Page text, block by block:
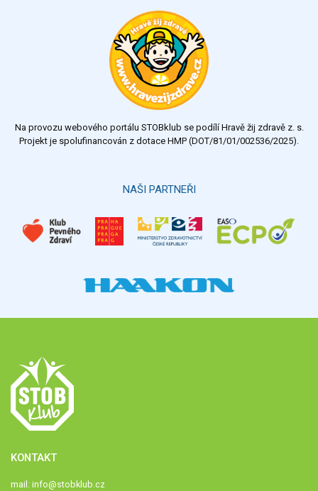
Výsledky Všechny ankety
Na provozu webového portálu STOBklub se podílí Hravě žij zdravě z. s.
Projekt je spolufinancován z dotace HMP (DOT/81/01/002536/2025).
NAŠI PARTNEŘI
KONTAKT
mail: info@stobklub.cz